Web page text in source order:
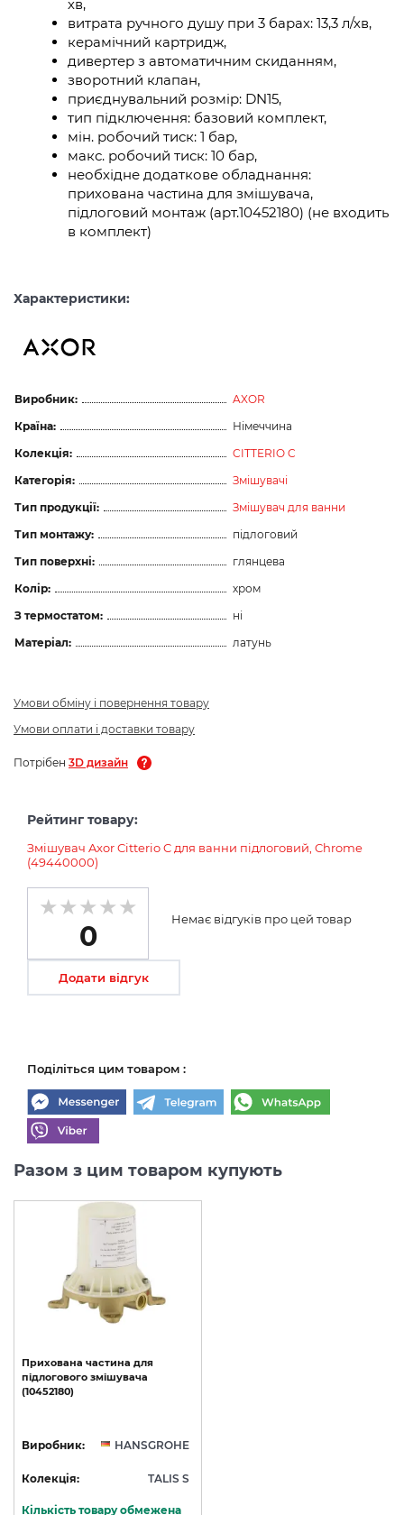
хв,
витрата ручного душу при 3 барах: 13,3 л/хв,
керамічний картридж,
дивертер з автоматичним скиданням,
зворотний клапан,
приєднувальний розмір: DN15,
тип підключення: базовий комплект,
мін. робочий тиск: 1 бар,
макс. робочий тиск: 10 бар,
необхідне додаткове обладнання:
прихована частина для змішувача,
підлоговий монтаж (арт.10452180) (не входить
в комплект)
Характеристики:
Виробник:
AXOR
Країна:
Німеччина
Колекція:
CITTERIO C
Категорія:
Змішувачі
Тип продукції:
Змішувач для ванни
Тип монтажу:
підлоговий
Тип поверхні:
глянцева
Колір:
хром
З термостатом:
ні
Матеріал:
латунь
Умови обміну і повернення товару
Умови оплати і доставки товару
Потрібен 3D дизайн
Рейтинг товару:
Змішувач Axor Citterio C для ванни підлоговий, Chrome
(49440000)
0
Немає відгуків про цей товар
Додати відгук
Поділіться цим товаром :
Разом з цим товаром купують
Прихована частина для
підлогового змішувача
(10452180)
Виробник: HANSGROHE
Колекція: TALIS S
Кількість товару обмежена